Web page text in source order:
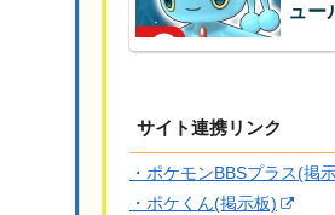
ュー
サイト連携リンク
・ポケモンBBSプラス(掲
・ポケくん(掲示板)